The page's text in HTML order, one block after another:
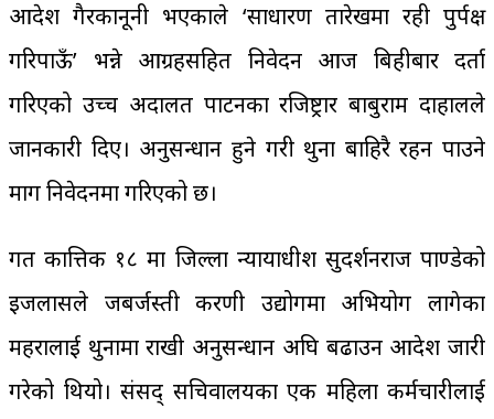
आदेश गैरकानूनी भएकाले ‘साधारण तारेखमा रही पुर्पक्ष
गरिपाऊँ’ भन्ने आग्रहसहित निवेदन आज बिहीबार दर्ता
गरिएको उच्च अदालत पाटनका रजिष्ट्रार बाबुराम दाहालले
जानकारी दिए। अनुसन्धान हुने गरी थुना बाहिरै रहन पाउने
माग निवेदनमा गरिएको छ।
गत कात्तिक १८ मा जिल्ला न्यायाधीश सुदर्शनराज पाण्डेको
इजलासले जबर्जस्ती करणी उद्योगमा अभियोग लागेका
महरालाई थुनामा राखी अनुसन्धान अघि बढाउन आदेश जारी
गरेको थियो। संसद् सचिवालयका एक महिला कर्मचारीलाई